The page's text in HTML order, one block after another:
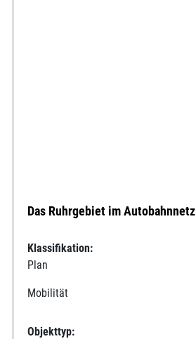
Das Ruhrgebiet im Autobahnnetz
Klassifikation:
Plan
Mobilität
Objekttyp: